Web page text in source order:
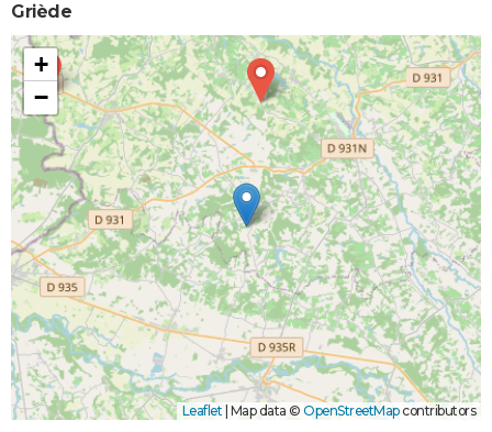
Griède
+
−
Leaflet Map data © OpenStreetMapcontributors